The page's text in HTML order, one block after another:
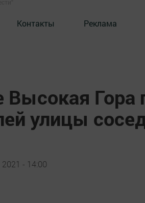
Контакты Реклама
Высокая Гора
улицы
- 14:00